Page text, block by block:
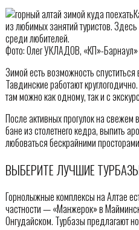
из любимых занятий туристов.
среди любителей.
Фото: Олег УКЛАДОВ, «КП»-Барнаул»
Зимой есть возможность
Тавдинские работают
там можно как одному, так и с
После активных прогулок на свежем
бане из столетнего кедра, выпить
любоваться бескрайними
ВЫБЕРИТЕ ЛУЧШИЕ
Горнолыжные комплексы на Алтае
частности — «Манжерок» в
Онгудайском. Турбазы предлагают